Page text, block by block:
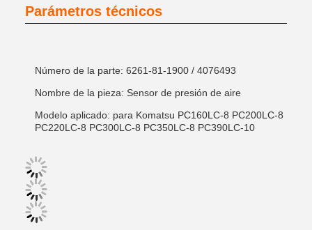
Parámetros técnicos
Número de la parte: 6261-81-1900 / 4076493
Nombre de la pieza: Sensor de presión de aire
Modelo aplicado: para Komatsu PC160LC-8 PC200LC-8
PC220LC-8 PC300LC-8 PC350LC-8 PC390LC-10